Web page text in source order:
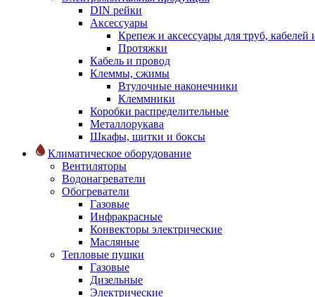
DIN рейки
Аксессуары
Крепеж и аксессуары для труб, кабелей
Протяжки
Кабель и провод
Клеммы, сжимы
Втулочные наконечники
Клеммники
Коробки распределительные
Металлорукава
Шкафы, щитки и боксы
Климатическое оборудование
Вентиляторы
Водонагреватели
Обогреватели
Газовые
Инфракрасные
Конвекторы электрические
Масляные
Тепловые пушки
Газовые
Дизельные
Электрические